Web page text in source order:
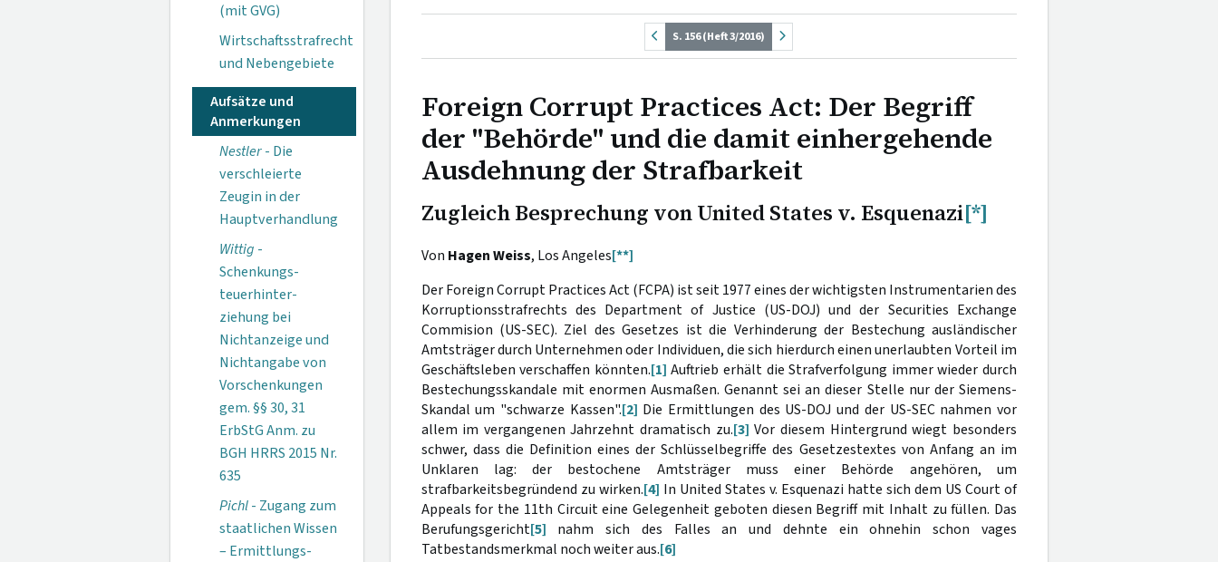
(mit GVG)
Wirtschaftsstrafrecht
und Nebengebiete
Aufsätze und
Anmerkungen
Nestler- Die
verschleierte
Zeugin in der
Hauptverhandlung
Wittig -
Schenkungs­
teuerhinter­
ziehung bei
Nichtan­zeige und
Nichtan­gabe von
Vorschenkungen
gem. §§ 30, 31
ErbStG Anm. zu
BGH HRRS 2015 Nr.
635
Pichl- Zugang zum
staatlichen Wissen
– Ermittlungs­
S. 156 (Heft 3/2016)
Foreign Corrupt Practices Act: Der Begriff
der "Behörde" und die damit einhergehende
Ausdehnung der Strafbarkeit
Zugleich Besprechung von United States v. Esquenazi[*]
Von Hagen Weiss, Los Angeles[**]
Der Foreign Corrupt Practices Act (FCPA) ist seit 1977 eines der wichtigsten Instrumentarien des
Korruptionsstrafrechts des Department of Justice (US-DOJ) und der Securities Exchange
Commision (US-SEC). Ziel des Gesetzes ist die Verhinderung der Bestechung ausländischer
Amtsträger durch Unternehmen oder Individuen, die sich hierdurch einen unerlaubten Vorteil im
Geschäftsleben verschaffen könnten.[1] Auftrieb erhält die Strafverfolgung immer wieder durch
Bestechungsskandale mit enormen Ausmaßen. Genannt sei an dieser Stelle nur der Siemens-
Skandal um "schwarze Kassen".[2] Die Ermittlungen des US-DOJ und der US-SEC nahmen vor
allem im vergangenen Jahrzehnt dramatisch zu.[3] Vor diesem Hintergrund wiegt besonders
schwer, dass die Definition eines der Schlüsselbegriffe des Gesetzestextes von Anfang an im
Unklaren lag: der bestochene Amtsträger muss einer Behörde angehören, um
strafbarkeitsbegründend zu wirken.[4] In United States v. Esquenazi hatte sich dem US Court of
Appeals for the 11th Circuit eine Gelegenheit geboten diesen Begriff mit Inhalt zu füllen. Das
Berufungsgericht[5] nahm sich des Falles an und dehnte ein ohnehin schon vages
Tatbestandsmerkmal noch weiter aus.[6]